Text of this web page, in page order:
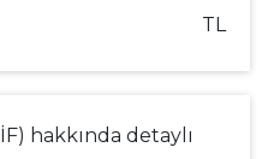
TL
hakkında detaylı